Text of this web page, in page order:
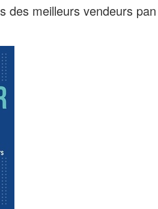
des meilleurs vendeurs pan